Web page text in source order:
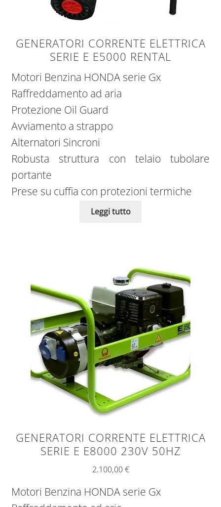
GENERATORI CORRENTE ELETTRICA
SERIE E E5000 RENTAL
Motori Benzina HONDA serie Gx
Raffreddamento ad aria
Protezione Oil Guard
Avviamento a strappo
Alternatori Sincroni
Robusta struttura con telaio tubolare
portante
Prese su cuffia con protezioni termiche
Leggi tutto
GENERATORI CORRENTE ELETTRICA
SERIE E E8000 230V 50HZ
2.100,00€
Motori Benzina HONDA serie Gx